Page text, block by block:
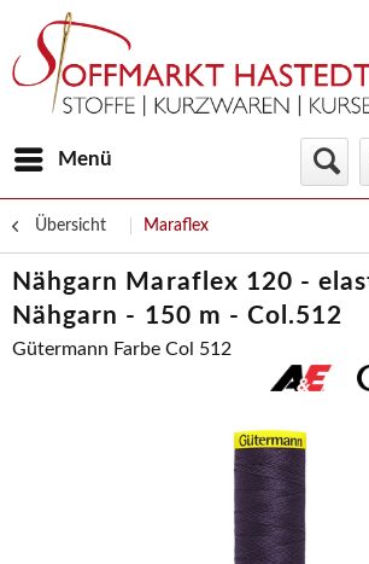
Menü
Übersicht Maraflex
Nähgarn Maraflex 120 -
Nähgarn - 150 m - Col.512
Gütermann Farbe Col 512